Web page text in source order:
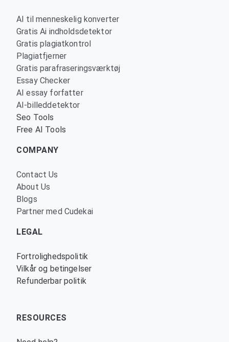
AI til menneskelig konverter
Gratis Ai indholdsdetektor
Gratis plagiatkontrol
Plagiatfjerner
Gratis parafraseringsværktøj
Essay Checker
AI essay forfatter
AI-billeddetektor
Seo Tools
Free AI Tools
COMPANY
Contact Us
About Us
Blogs
Partner med Cudekai
LEGAL
Fortrolighedspolitik
Vilkår og betingelser
Refunderbar politik
RESOURCES